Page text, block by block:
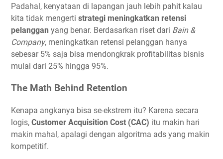
Padahal, kenyataan di lapangan jauh lebih pahit kalau
kita tidak mengerti strategi meningkatkan retensi
pelanggan yang benar. Berdasarkan riset dari Bain &
Company, meningkatkan retensi pelanggan hanya
sebesar 5% saja bisa mendongkrak profitabilitas bisnis
mulai dari 25% hingga 95%.
The Math Behind Retention
Kenapa angkanya bisa se-ekstrem itu? Karena secara
logis, Customer Acquisition Cost (CAC) itu makin hari
makin mahal, apalagi dengan algoritma ads yang makin
kompetitif.